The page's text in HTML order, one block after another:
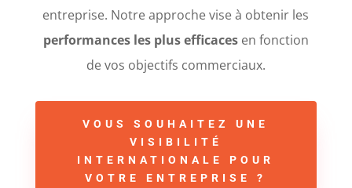
entreprise. Notre approche vise à obtenir les
performances les plus efficacesen fonction
de vos objectifs commerciaux.
VOUS SOUHAITEZ UNE
VISIBILITÉ
INTERNATIONALE POUR
VOTRE ENTREPRISE ?